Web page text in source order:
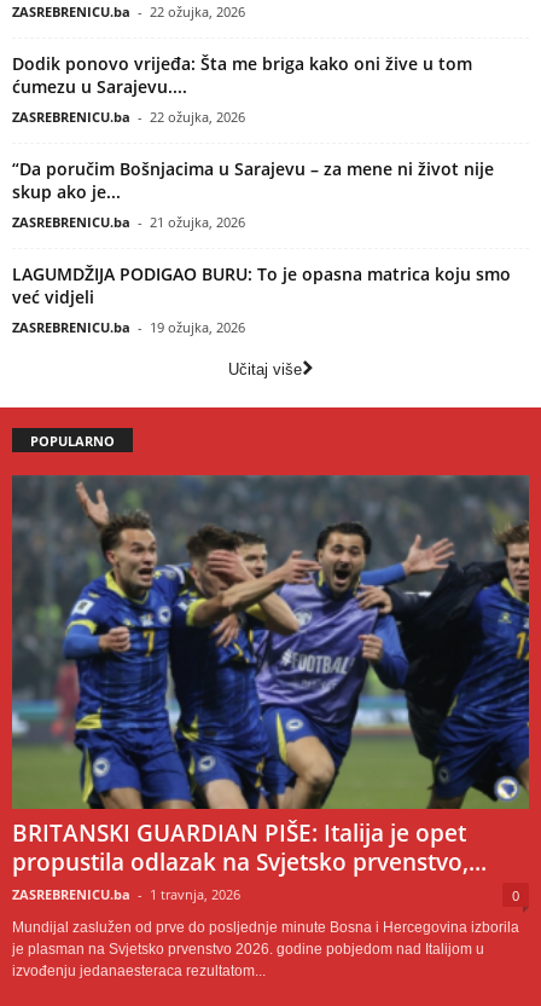
ZASREBRENICU.ba - 22 ožujka, 2026
Dodik ponovo vrijeđa: Šta me briga kako oni žive u tom
ćumezu u Sarajevu....
ZASREBRENICU.ba - 22 ožujka, 2026
“Da poručim Bošnjacima u Sarajevu – za mene ni život nije
skup ako je...
ZASREBRENICU.ba - 21 ožujka, 2026
LAGUMDŽIJA PODIGAO BURU: To je opasna matrica koju smo
već vidjeli
ZASREBRENICU.ba - 19 ožujka, 2026
Učitaj više
POPULARNO
BRITANSKI GUARDIAN PIŠE: Italija je opet
propustila odlazak na Svjetsko prvenstvo,...
ZASREBRENICU.ba - 1 travnja, 2026 0
Mundijal zaslužen od prve do posljednje minute Bosna i Hercegovina izborila
je plasman na Svjetsko prvenstvo 2026. godine pobjedom nad Italijom u
izvođenju jedanaesteraca rezultatom...